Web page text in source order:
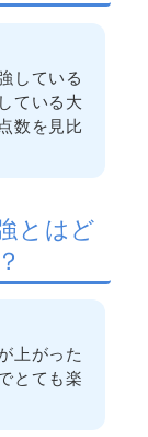
している
ている大
数を見比
とはど
上がった
とても楽